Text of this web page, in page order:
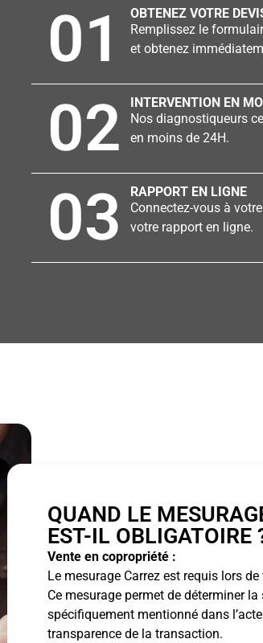
01
OBTENEZ VOTRE
Remplissez le
et obtenez
02
INTERVENTION EN
Nos diagnostiqueurs
en moins de 24H.
03
RAPPORT EN LIGNE
Connectez-vous à
votre rapport en ligne.
QUAND LE
EST-IL OBLIGATOIRE
Vente en copropriété :
Le mesurage Carrez est requis lors
Ce mesurage permet de déterminer
spécifiquement mentionné dans
transparence de la transaction.